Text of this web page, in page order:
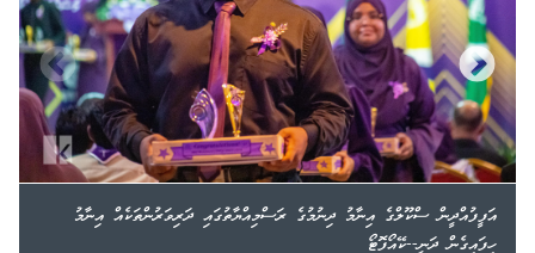
އަފީފުއްދީން ސްކޫލްގެ އިނާމު ދިނުމުގެ ރަސްމިއްޔާތުގައި ދަރިވަރުންތަކެއް އިނާމު
ހިފައިގެން ދަނީ--ކޭއޯފޮޓޯ